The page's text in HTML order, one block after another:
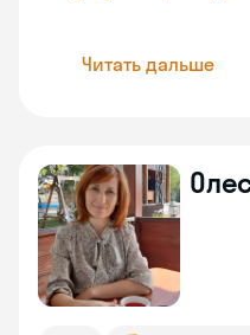
Читать дальше